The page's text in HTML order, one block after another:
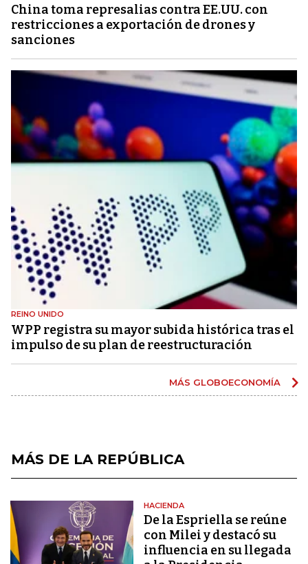
China toma represalias contra EE.UU. con
restricciones a exportación de drones y
sanciones
REINO UNIDO
WPP registra su mayor subida histórica tras el
impulso de su plan de reestructuración
MÁS GLOBOECONOMÍA
MÁS DE LA REPÚBLICA
HACIENDA
De la Espriella se reúne
con Milei y destacó su
influencia en su llegada